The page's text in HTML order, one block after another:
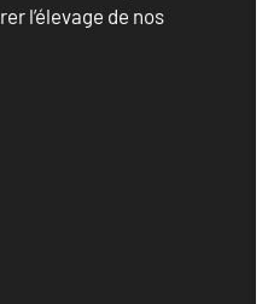
l’élevage de nos